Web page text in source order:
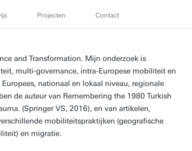
Projecten Contact
and Transformation. Mijn onderzoek is
multi-governance, intra-Europese mobiliteit en
nationaal en lokaal niveau, regionale
de auteur van Remembering the 1980 Turkish
(Springer VS, 2016), en van artikelen,
mobiliteitspraktijken (geografische
en migratie.